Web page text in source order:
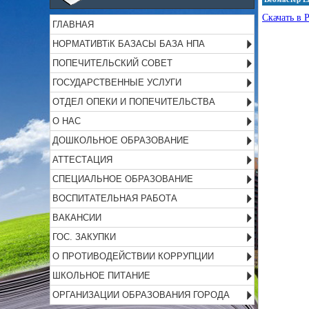
ГЛАВНАЯ
НОРМАТИВТіК БАЗАСЫ БАЗА НПА
ПОПЕЧИТЕЛЬСКИЙ СОВЕТ
ГОСУДАРСТВЕННЫЕ УСЛУГИ
ОТДЕЛ ОПЕКИ И ПОПЕЧИТЕЛЬСТВА
О НАС
ДОШКОЛЬНОЕ ОБРАЗОВАНИЕ
АТТЕСТАЦИЯ
СПЕЦИАЛЬНОЕ ОБРАЗОВАНИЕ
ВОСПИТАТЕЛЬНАЯ РАБОТА
ВАКАНСИИ
ГОС. ЗАКУПКИ
О ПРОТИВОДЕЙСТВИИ КОРРУПЦИИ
ШКОЛЬНОЕ ПИТАНИЕ
ОРГАНИЗАЦИИ ОБРАЗОВАНИЯ ГОРОДА
Скачать в